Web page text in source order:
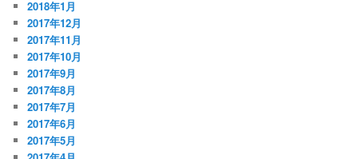
2018年1月
2017年12月
2017年11月
2017年10月
2017年9月
2017年8月
2017年7月
2017年6月
2017年5月